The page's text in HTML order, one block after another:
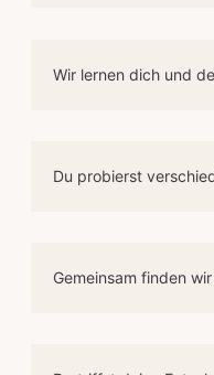
Wir lernen dich und
Du probierst
Gemeinsam finden